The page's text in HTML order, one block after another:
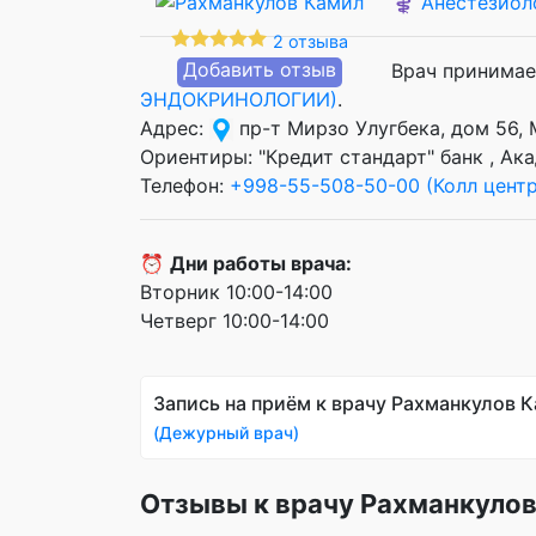
2 отзыва
Добавить отзыв
Врач
ЭНДОКРИНОЛОГИИ).
Адрес:
пр-т Мирзо Улугбека, дом 56,
Ориентиры: "Кредит стандарт" банк ,
Телефон: +998-55-508-50-00 (Колл
⏰ Дни работы врача:
Вторник 10:00-14:00
Четверг 10:00-14:00
Запись на приём к врачу
(Дежурный врач)
Отзывы к врачу